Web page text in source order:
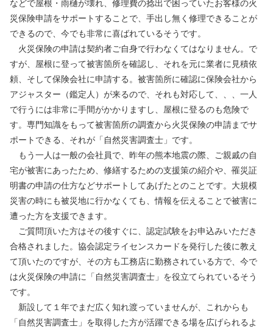
などで屋根・雨樋が壊れ、修理費の捻出で困っていたお客様の火
災保険申請をサポートすることで、手出し無く修理できることが
できるので、今でも非常に喜ばれているそうです。
火災保険の申請は契約者ご自身で行わなくてはなりません。で
すが、屋根に登って被害箇所を確認し、それを元に業者に見積依
頼、そして保険会社に申請する。被害箇所に確認に保険会社から
アジャスター（鑑定人）が来るので、それも対応して、、、一人
で行うには非常に手間がかかりますし、屋根に登るのも危険で
す。専門知識をもって被害箇所の調査から火災保険の申請までサ
ポートできる、それが「自然災害調査士」です。
もう一人は一般の会社員で、昨年の熊本地震の際、ご親戚の自
宅が被害にあったため、修繕するための支援策の紹介や、罹災証
明書の申請の仕方などサポートしてあげたとのことです。大規模
災害の時にも被災地に行かなくても、情報を伝えることで被害に
遭った方を支援できます。
ご質問頂いた方はその後すぐに、認定試験をお申込みいただき
合格されました。協会認定ライセンスカードを発行した後に教え
て頂いたのですが、その方も工務店に勤務されている方で、今で
は火災保険の申請に「自然災害調査士」を役立てられているそう
です。
新設して１年でまだ広く知れ渡っていませんが、これからも
「自然災害調査士」を取得した方が活躍できる場を広げられるよ